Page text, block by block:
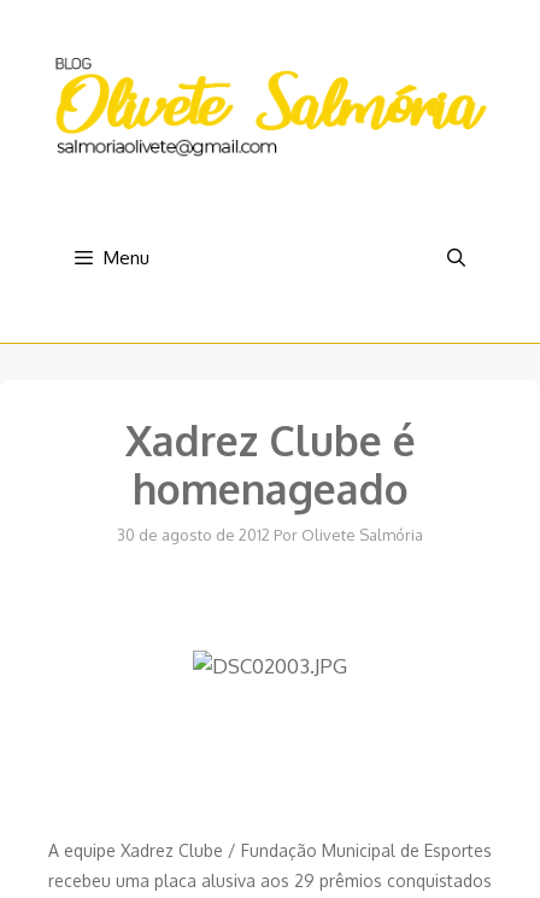
conteúdo
Menu
Xadrez Clube é
homenageado
30 de agosto de 2012 Por Olivete Salmória
A equipe Xadrez Clube / Fundação Municipal de Esportes
recebeu uma placa alusiva aos 29 prêmios conquistados